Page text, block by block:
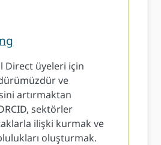
Direct üyeleri için
ve
artırmaktan
sektörler
ilişki kurmak ve
oluşturmak.